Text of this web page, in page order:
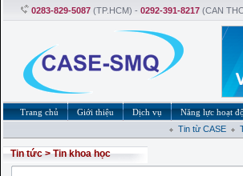
0283-829-5087 (TP.HCM) - 0292-391-8217 (CAN
Trang chủ Giới thiệu Dịch vụ Năng lực hoạt
Tin từ CASE
Tin tức>Tin khoa học